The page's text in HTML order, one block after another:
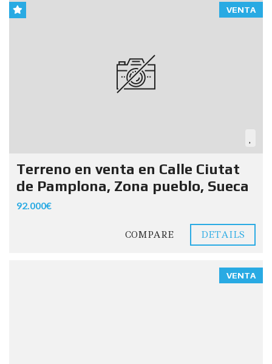
VENTA
Terreno en venta en Calle Ciutat
de Pamplona, Zona pueblo, Sueca
92.000€
COMPARE DETAILS
VENTA